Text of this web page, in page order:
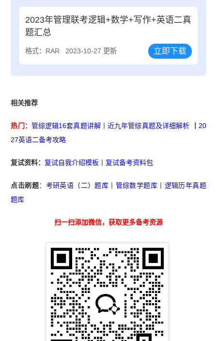
2023年管理联考逻辑+数学+写作+英语二真
题汇总
格式：RAR 2023-10-27 更新 立即下载
相关推荐
热门： 管综逻辑16套真题讲解丨近九年管综真题及详细解析
20
27英语二备考攻略
复试资料：复试自我介绍模板 丨复试备考资料包
点击刷题： 考研英语（二）题库 管综数学题库
逻辑历年真题
题库
扫一扫添加微信，获取更多备考资源